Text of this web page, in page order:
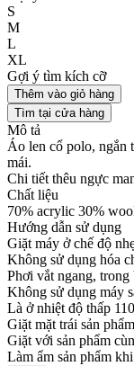
S
M
L
XL
Gợi ý tìm kích cỡ
Thêm vào giỏ hàng
Tìm tại cửa hàng
Mô tả
Áo len cổ polo, ngắn
mái.
Chi tiết thêu ngực
Chất liệu
70% acrylic 30%
Hướng dẫn sử dụng
Giặt máy ở chế độ
Không sử dụng hóa
Phơi vắt ngang, trong
Không sử dụng máy
Là ở nhiệt độ thấp
Giặt mặt trái sản
Giặt với sản phẩm
Làm ẩm sản phẩm